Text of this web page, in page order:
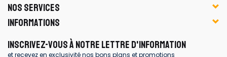
NOS SERVICES
INFORMATIONS
INSCRIVEZ-VOUS À NOTRE LETTRE D'INFORMATION
et recevez en exclusivité nos bons plans et promotions